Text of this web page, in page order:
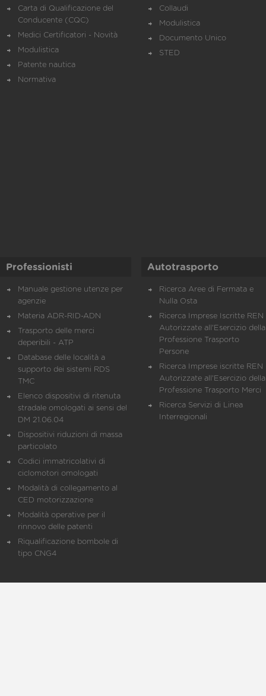
Carta di Qualificazione del
Conducente (CQC)
Medici Certificatori - Novità
Modulistica
Patente nautica
Normativa
Collaudi
Modulistica
Documento Unico
STED
Professionisti
Manuale gestione utenze per
agenzie
Materia ADR-RID-ADN
Trasporto delle merci
deperibili - ATP
Database delle località a
supporto dei sistemi RDS
TMC
Elenco dispositivi di ritenuta
stradale omologati ai sensi del
DM 21.06.04
Dispositivi riduzioni di massa
particolato
Codici immatricolativi di
ciclomotori omologati
Modalità di collegamento al
CED motorizzazione
Modalità operative per il
rinnovo delle patenti
Riqualificazione bombole di
tipo CNG4
Autotrasporto
Ricerca Aree di Fermata e
Nulla Osta
Ricerca Imprese Iscritte REN
Autorizzate all'Esercizio della
Professione Trasporto
Persone
Ricerca Imprese iscritte REN
Autorizzate all'Esercizio della
Professione Trasporto Merci
Ricerca Servizi di Linea
Interregionali